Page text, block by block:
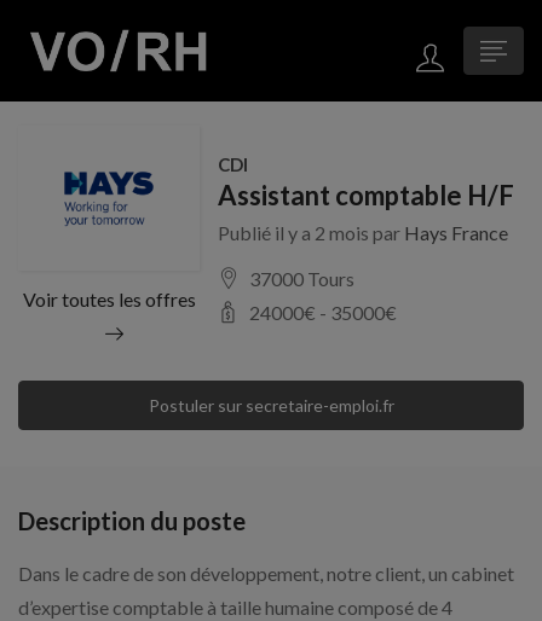
Voir toutes les offres
CDI
Assistant comptable H/F
Publié il y a 2 mois par Hays France
37000 Tours
24000€ - 35000€
Postuler sur secretaire-emploi.fr
Description du poste
Dans le cadre de son développement, notre client, un cabinet
d’expertise comptable à taille humaine composé de 4